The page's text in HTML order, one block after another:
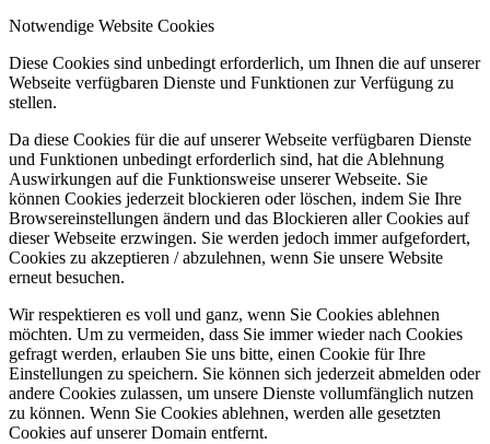
Notwendige Website Cookies
Diese Cookies sind unbedingt erforderlich, um Ihnen die auf unserer
Webseite verfügbaren Dienste und Funktionen zur Verfügung zu
stellen.
Da diese Cookies für die auf unserer Webseite verfügbaren Dienste
und Funktionen unbedingt erforderlich sind, hat die Ablehnung
Auswirkungen auf die Funktionsweise unserer Webseite. Sie
können Cookies jederzeit blockieren oder löschen, indem Sie Ihre
Browsereinstellungen ändern und das Blockieren aller Cookies auf
dieser Webseite erzwingen. Sie werden jedoch immer aufgefordert,
Cookies zu akzeptieren / abzulehnen, wenn Sie unsere Website
erneut besuchen.
Wir respektieren es voll und ganz, wenn Sie Cookies ablehnen
möchten. Um zu vermeiden, dass Sie immer wieder nach Cookies
gefragt werden, erlauben Sie uns bitte, einen Cookie für Ihre
Einstellungen zu speichern. Sie können sich jederzeit abmelden oder
andere Cookies zulassen, um unsere Dienste vollumfänglich nutzen
zu können. Wenn Sie Cookies ablehnen, werden alle gesetzten
Cookies auf unserer Domain entfernt.